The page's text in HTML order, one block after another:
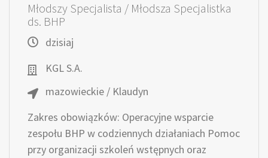
Młodszy Specjalista / Młodsza Specjalistka
ds. BHP
dzisiaj
KGL S.A.
mazowieckie / Klaudyn
Zakres obowiązków: Operacyjne wsparcie
zespołu BHP w codziennych działaniach Pomoc
przy organizacji szkoleń wstępnych oraz